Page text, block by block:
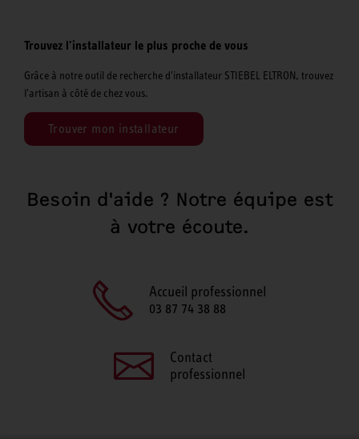
Trouvez l'installateur le plus proche de vous
Grâce à notre outil de recherche d'installateur STIEBEL ELTRON, trouvez
l'artisan à côté de chez vous.
Trouver mon installateur
Besoin d'aide ? Notre équipe est
à votre écoute.
Accueil professionnel
03 87 74 38 88
Contact
professionnel